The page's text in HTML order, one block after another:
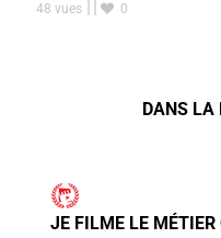
48 vues
0
DANS LA
JE FILME LE